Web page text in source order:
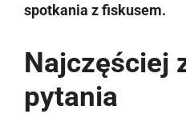
spotkania z fiskusem.
Najczęściej
pytania